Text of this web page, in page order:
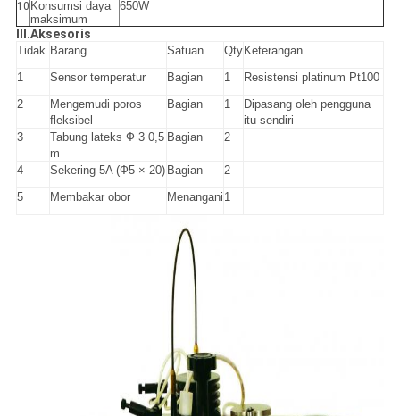
10 Konsumsi daya
maksimum
650W
III.Aksesoris
Tidak. Barang Satuan Qty Keterangan
1
Sensor temperatur Bagian 1
Resistensi platinum Pt100
2
Mengemudi poros
fleksibel
Bagian 1
Dipasang oleh pengguna
itu sendiri
3
Tabung lateks Ф 3 0,5
m
Bagian 2
4 Sekering 5A (Ф5 × 20) Bagian
2
5
Membakar obor Menangani 1